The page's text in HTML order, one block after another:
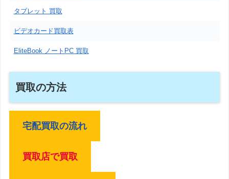
タブレット 買取
ビデオカード買取表
EliteBook ノートPC 買取
買取の方法
宅配買取の流れ
買取店で買取